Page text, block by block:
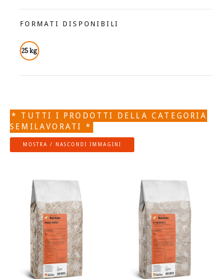
FORMATI DISPONIBILI
25 kg
* TUTTI I PRODOTTI DELLA CATEGORIA
SEMILAVORATI *
MOSTRA / NASCONDI IMMAGINI